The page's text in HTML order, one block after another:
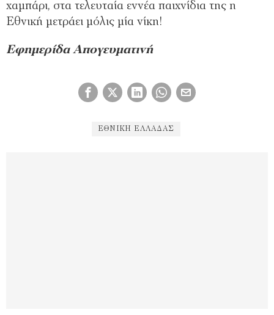
χαμπάρι, στα τελευταία εννέα παιχνίδια της η
Εθνική μετράει μόλις μία νίκη!
Eφημερίδα Απογευματινή
ΕΘΝΙΚΉ ΕΛΛΆΔΑΣ